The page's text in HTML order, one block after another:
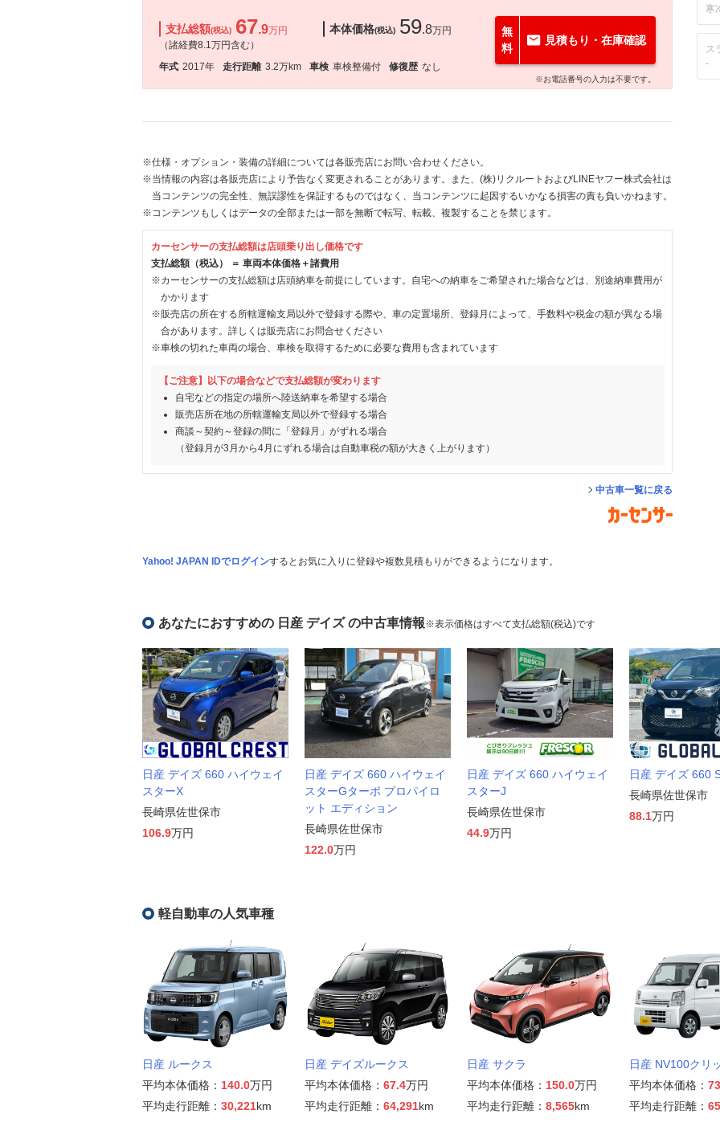
支払総額(税込) 67.9万円
（諸経費8.1万円含む）
本体価格(税込) 59.8万円
年式 2017年 走行距離 3.2万km 車検 車検整備付 修復歴 なし
無
料
見積もり・在庫確認
※お電話番号の入力は不要です。
※仕様・オプション・装備の詳細については各販売店にお問い合わせください。
※当情報の内容は各販売店により予告なく変更されることがあります。また、(株)リクルートおよびLINEヤフー株式会社は
当コンテンツの完全性、無誤謬性を保証するものではなく、当コンテンツに起因するいかなる損害の責も負いかねます。
※コンテンツもしくはデータの全部または一部を無断で転写、転載、複製することを禁じます。
カーセンサーの支払総額は店頭乗り出し価格です
支払総額（税込） ＝ 車両本体価格＋諸費用
※カーセンサーの支払総額は店頭納車を前提にしています。自宅への納車をご希望された場合などは、別途納車費用が
かかります
※販売店の所在する所轄運輸支局以外で登録する際や、車の定置場所、登録月によって、手数料や税金の額が異なる場
合があります。詳しくは販売店にお問合せください
※車検の切れた車両の場合、車検を取得するために必要な費用も含まれています
【ご注意】以下の場合などで支払総額が変わります
自宅などの指定の場所へ陸送納車を希望する場合
販売店所在地の所轄運輸支局以外で登録する場合
商談～契約～登録の間に「登録月」がずれる場合
（登録月が3月から4月にずれる場合は自動車税の額が大きく上がります）
中古車一覧に戻る
Yahoo! JAPAN IDでログインするとお気に入りに登録や複数見積もりができるようになります。
寒
ス
-
あなたにおすすめの 日産 デイズ の中古車情報※表示価格はすべて支払総額(税込)です
日産 デイズ 660 ハイウェイ
スターX
長崎県佐世保市
106.9万円
日産 デイズ 660 ハイウェイ
スターGターボ プロパイロ
ット エディション
長崎県佐世保市
122.0万円
日産 デイズ 660 ハイウェイ
スターJ
長崎県佐世保市
44.9万円
日産 デイズ 660
長崎県佐世保市
88.1万円
軽自動車の人気車種
日産 ルークス
平均本体価格： 140.0万円
平均走行距離： 30,221km
日産 デイズルークス
平均本体価格： 67.4万円
平均走行距離： 64,291km
日産 サクラ
平均本体価格： 150.0万円
平均走行距離： 8,565km
日産 NV100クリ
平均本体価格：
平均走行距離：